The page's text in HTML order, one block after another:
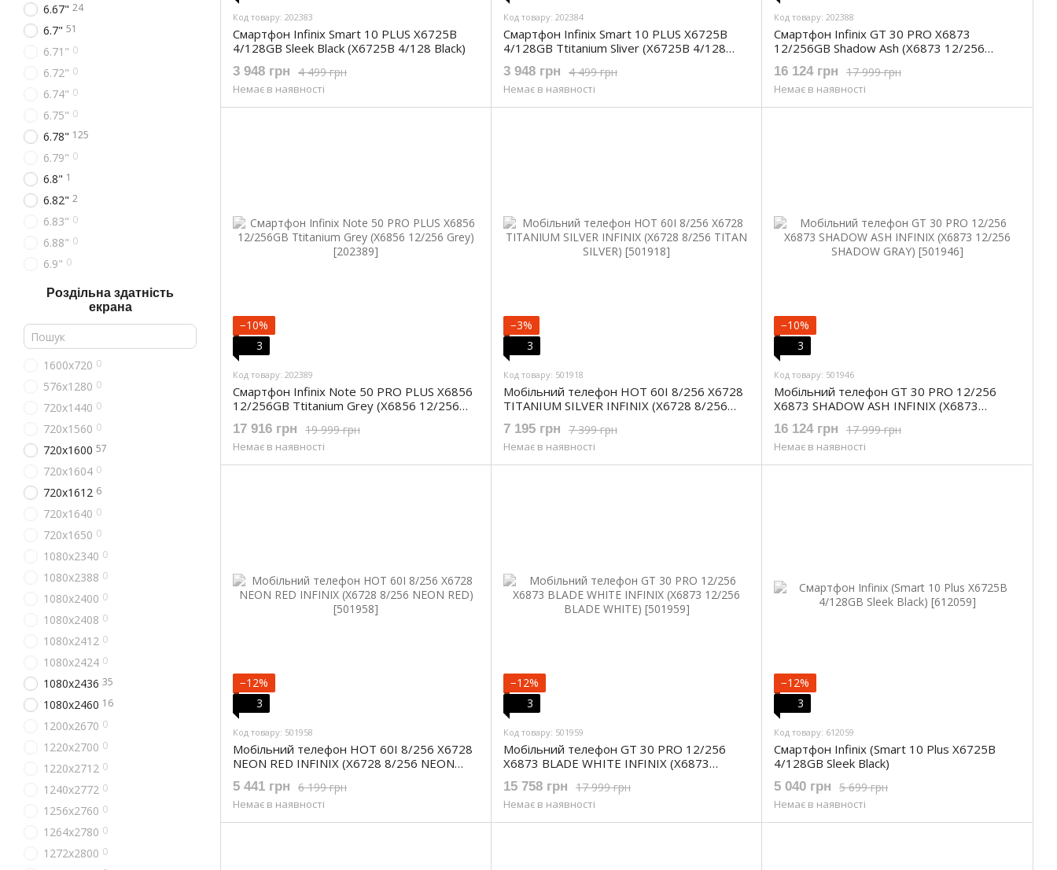
Код товару: 202383
Смартфон Infinix Smart 10 PLUS X6725B
4/128GB Sleek Black (X6725B 4/128 Black)
4 499 грн
3 948 грн
Немає в наявності
Код товару: 202384
Смартфон Infinix Smart 10 PLUS X6725B
4/128GB Ttitanium Sliver (X6725B 4/128
Silver)
4 499 грн
3 948 грн
Немає в наявності
Код товару: 202388
Смартфон Infinix GT 30 PRO X6873
12/256GB Shadow Ash (X6873 12/256
Silver)
17 999 грн
16 124 грн
Немає в наявності
−10%
3
Код товару: 202389
Смартфон Infinix Note 50 PRO PLUS X6856
12/256GB Ttitanium Grey (X6856 12/256
Grey)
19 999 грн
17 916 грн
Немає в наявності
−3%
3
Код товару: 501918
Мобільний телефон HOT 60I 8/256 X6728
TITANIUM SILVER INFINIX (X6728 8/256
TITAN SILVER)
7 399 грн
7 195 грн
Немає в наявності
−10%
3
Код товару: 501946
Мобільний телефон GT 30 PRO 12/256
X6873 SHADOW ASH INFINIX (X6873
12/256 SHADOW GRAY)
17 999 грн
16 124 грн
Немає в наявності
−12%
3
Код товару: 501958
Мобільний телефон HOT 60I 8/256 X6728
NEON RED INFINIX (X6728 8/256 NEON
RED)
6 199 грн
5 441 грн
Немає в наявності
−12%
3
Код товару: 501959
Мобільний телефон GT 30 PRO 12/256
X6873 BLADE WHITE INFINIX (X6873
12/256 BLADE WHITE)
17 999 грн
15 758 грн
Немає в наявності
−12%
3
Код товару: 612059
Смартфон Infinix (Smart 10 Plus X6725B
4/128GB Sleek Black)
5 699 грн
5 040 грн
Немає в наявності
6.67" 24
6.7" 51
6.71" 0
6.72" 0
6.74" 0
6.75" 0
6.78" 125
6.79" 0
6.8" 1
6.82" 2
6.83" 0
6.88" 0
6.9" 0
Роздільна здатність
екрана
1600x720 0
576x1280 0
720x1440 0
720x1560 0
720x1600 57
720x1604 0
720x1612 6
720x1640 0
720x1650 0
1080x2340 0
1080x2388 0
1080x2400 0
1080x2408 0
1080x2412 0
1080x2424 0
1080x2436 35
1080x2460 16
1200x2670 0
1220x2700 0
1220x2712 0
1240x2772 0
1256x2760 0
1264x2780 0
1272x2800 0